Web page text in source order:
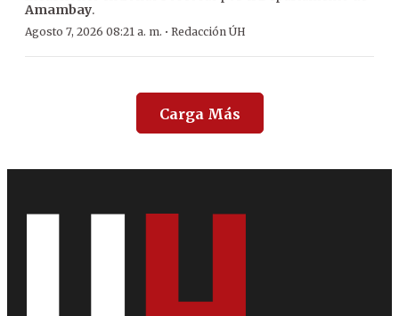
Amambay.
Agosto 7, 2026 08:21 a. m. · Redacción ÚH
Carga Más